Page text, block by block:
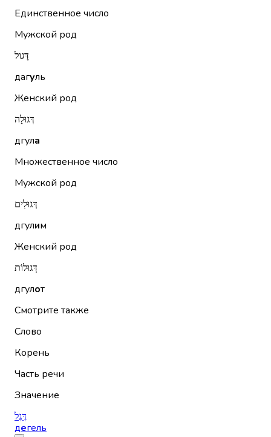
Единственное число
Мужской род
דָּגוּל
дагуль
Женский род
דְּגוּלָה
дгула
Множественное число
Мужской род
דְּגוּלִים
дгулим
Женский род
דְּגוּלוֹת
дгулот
Смотрите также
Слово
Корень
Часть речи
Значение
דֶּגֶל
дегель